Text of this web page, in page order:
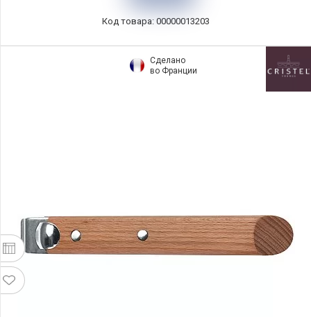
Код товара: 00000013203
Сделано
во Франции